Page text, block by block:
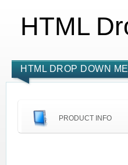
HTML
HTML DROP DOWN
PRODUCT INFO